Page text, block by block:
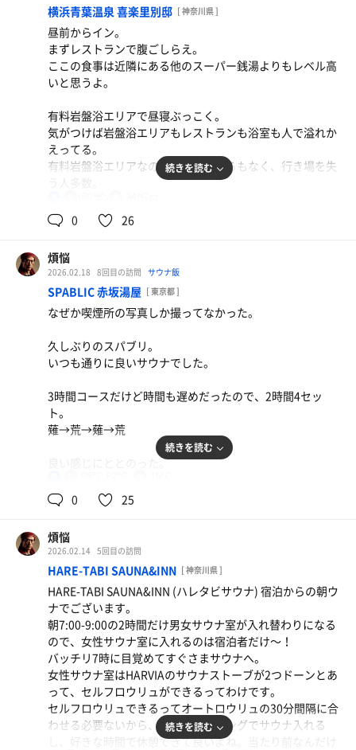
特製醤油そば
めちゃめちゃ美味い
牛すじまぜそば
横浜青葉温泉 喜楽里別邸 [ 神奈川県 ]
昼前からイン。
まずレストランで腹ごしらえ。
ここの食事は近隣にある他のスーパー銭湯よりもレベル高
いと思うよ。
有料岩盤浴エリアで昼寝ぶっこく。
気がつけば岩盤浴エリアもレストランも浴室も人で溢れか
えってる。
有料岩盤浴エリアなのに、座るところもなく、行き場を失
15:00-18:00くらいがピークのようだ。
サウナ2セット。
そろそろアップデートしてほしいなぁと思ってしまう。
ととのわなかったけど、こんな日もある。
続きを読む
0 26
煩悩
2026.02.18 8回目の訪問 サウナ飯
SPABLIC 赤坂湯屋 [ 東京都 ]
なぜか喫煙所の写真しか撮ってなかった。
久しぶりのスパブリ。
いつも通りに良いサウナでした。
3時間コースだけど時間も遅めだったので、2時間4セッ
ト。
薙→荒→薙→荒
良い感じにととのった。
今日も帰るのが面倒くさい。
続きを読む
0 25
煩悩
2026.02.14 5回目の訪問
HARE-TABI SAUNA&INN [ 神奈川県 ]
HARE-TABI SAUNA&INN (ハレタビサウナ) 宿泊からの朝ウ
ナでございます。
朝7:00-9:00の2時間だけ男女サウナ室が入れ替わりになる
ので、女性サウナ室に入れるのは宿泊者だけ〜！
バッチリ7時に目覚めてすぐさまサウナへ。
女性サウナ室はHARVIAのサウナストーブが2つドーンとあ
って、セルフロウリュができるってわけです。
セルフロウリュできるってオートロウリュの30分間隔に合
わせる必要ないから、好きなタイミングでサウナ入れる
し、好きな時間で休憩できて良いよね。当たり前なんだけ
続きを読む